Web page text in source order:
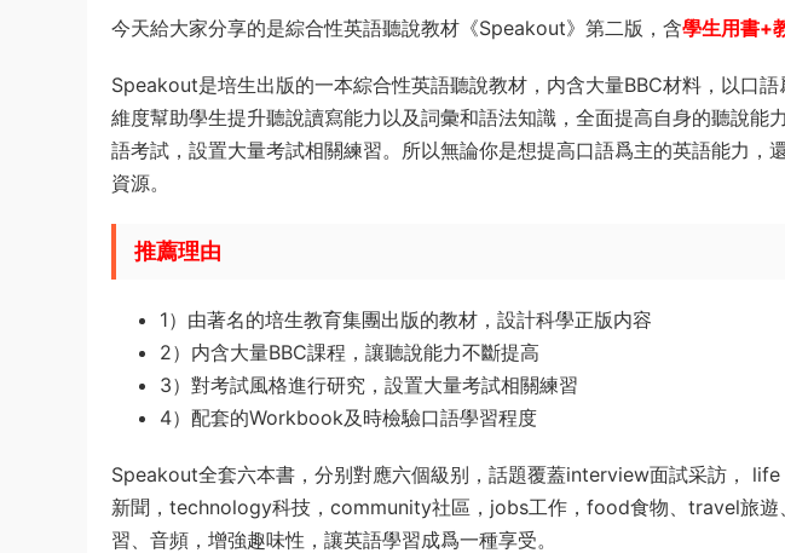
今天給大家分享的是綜合性英語聽說教材《Speakout》第二版，含學生用書+
Speakout是培生出版的一本綜合性英語聽說教材，内含大量BBC材料，以口
維度幫助學生提升聽說讀寫能力以及詞彙和語法知識，全面提高自身的聽說能
語考試，設置大量考試相關練習。所以無論你是想提高口語爲主的英語能力，
資源。
推薦理由
1）由著名的培生教育集團出版的教材，設計科學正版内容
2）内含大量BBC課程，讓聽說能力不斷提高
3）對考試風格進行研究，設置大量考試相關練習
4）配套的Workbook及時檢驗口語學習程度
Speakout全套六本書，分别對應六個級别，話題覆蓋interview面試采訪，
新聞，technology科技，community社區，jobs工作，food食物、travel旅
習、音頻，增強趣味性，讓英語學習成爲一種享受。